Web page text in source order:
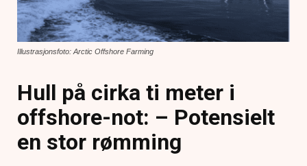
Illustrasjonsfoto: Arctic Offshore Farming
Hull på cirka ti meter i
offshore-not: – Potensielt
en stor rømming